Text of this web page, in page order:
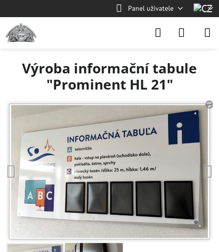
Panel uživatele
Výroba informační tabule
"Prominent HL 21"